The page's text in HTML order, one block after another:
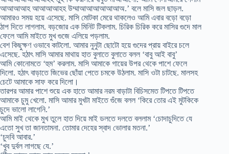
আআআআহ আআআআহহ উম্মাআআআআআআঅ.’ বলে মাসি জল ছাড়ল.
আমারও সময় হয়ে এসেছে. মাসি মোটকা মেরে থাকলেও আমি এবার বড়ো বড়ো
ঠাপ দিতে লাগলাম. বড়জোর এক মিনিট টিকলাম. চিরিক চিরিক করে মাসির গুদে মাল
ফেলে আমি মাইতে মুখ গুজে এলিয়ে পড়লাম.
বেশ কিছুক্ষণ ওভাবে কাটলো. আমার নুনুটা ছোটো হয়ে গুদের প্রায় বাইরে চলে
এসেছে. হঠাৎ মাসি আমার মাথায় হাত বুলাতে বুলাতে বলল ‘বাবু আই বাবু’
আমি কোনোমতে ‘হুম’ করলাম. মাসি আমাকে গায়ের উপর থেকে পাশে ফেলে
দিলো. হঠাৎ বাড়াতে জিভের ছোঁয়া পেতে চমকে উঠলাম. মাসি ওটা চাটছে. মালসহ
চেটে আমাকে সাফ করে দিলো।
তারপর আমার পাশে শুয়ে এক হাতে আমার নরম বাড়াটা বিচিসমেত টিপতে টিপতে
আমাকে চুমু খেলো. মাসি আমার মুখটা মাইতে গুঁজে বলল ‘কিরে তোর এই মুটকিকে
চুদে ভালো লাগেনি.’
আমি মাই থেকে মুখ তুলে হাত দিয়ে মাই ডলতে দলতে বললাম ‘চোদাচুদিতে যে
এতো সুখ তা জানতামনা. তোমার দেহের স্বাদ ভোলার মতনা.’
‘চুদবি আবার.’
‘খুব দুর্বল লাগছে যে.’